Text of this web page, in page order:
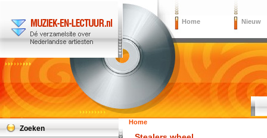
Home Nieuw
Home
Zoeken